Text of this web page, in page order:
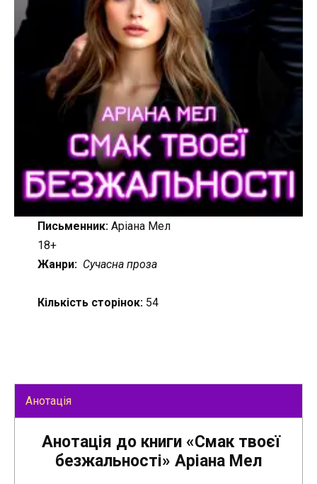
Письменник:Аріана Мел
18+
Жанри: Сучасна проза
Кількість сторінок:54
Анотація
Анотація до книги «Смак твоєї
безжальності» Аріана Мел